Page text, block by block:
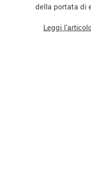
della portata di
Leggi